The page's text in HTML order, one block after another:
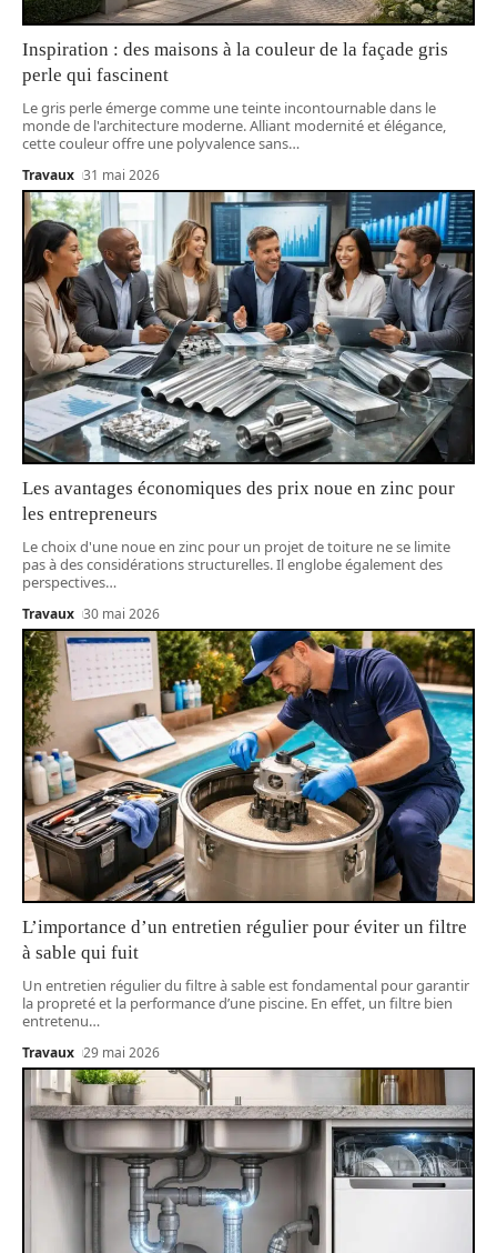
Inspiration : des maisons à la couleur de la façade gris
perle qui fascinent
Le gris perle émerge comme une teinte incontournable dans le
monde de l'architecture moderne. Alliant modernité et élégance,
cette couleur offre une polyvalence sans…
Travaux 31 mai 2026
Les avantages économiques des prix noue en zinc pour
les entrepreneurs
Le choix d'une noue en zinc pour un projet de toiture ne se limite
pas à des considérations structurelles. Il englobe également des
perspectives…
Travaux 30 mai 2026
L’importance d’un entretien régulier pour éviter un filtre
à sable qui fuit
Un entretien régulier du filtre à sable est fondamental pour garantir
la propreté et la performance d’une piscine. En effet, un filtre bien
entretenu…
Travaux 29 mai 2026